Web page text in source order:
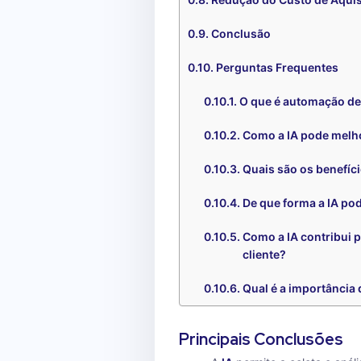
Conclusão
Perguntas Frequentes
O que é automação
Como a IA pode
Quais são os
De que forma a IA
Como a IA contribui
cliente?
Qual é a importância
Principais Conclusões